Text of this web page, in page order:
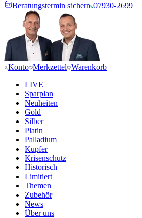
Beratungstermin sichern 07930-2699
Konto Merkzettel Warenkorb
LIVE
Sparplan
Neuheiten
Gold
Silber
Platin
Palladium
Kupfer
Krisenschutz
Historisch
Limitiert
Themen
Zubehör
News
Über uns